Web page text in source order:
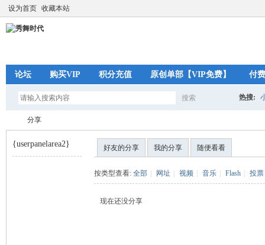
设为首页 收藏本站
论坛 购买VIP 积分充值 原创单部【VIP免费】 付
搜索 热搜:
分享
{userpanelarea2} 好友的分享 我的分享 随便看看
按类型查看: 全部 网址 视频 音乐 Flash 投票
现在还没分享